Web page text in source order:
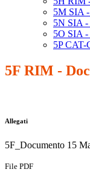
5M SIA
5N SIA -
5O SIA -
5P CAT-
5F RIM -
Allegati
5F_Documento 15
File PDF